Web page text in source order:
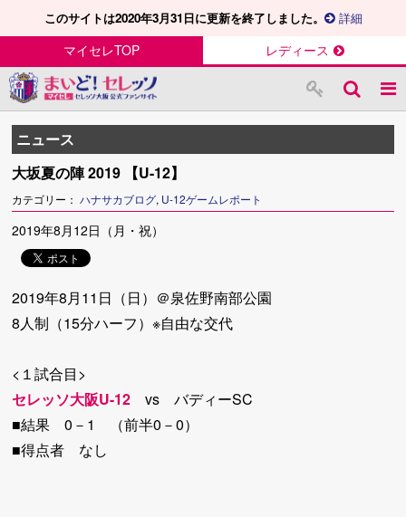
このサイトは2020年3月31日に更新を終了しました。 詳細
マイセレTOP レディース
ニュース
大坂夏の陣 2019 【U-12】
カテゴリー：ハナサカブログ, U-12ゲームレポート
2019年8月12日（月・祝）
2019年8月11日（日）＠泉佐野南部公園
8人制（15分ハーフ）※自由な交代
<１試合目>
セレッソ大阪U-12 vs バディーSC
■結果 0－1 （前半0－0）
■得点者 なし